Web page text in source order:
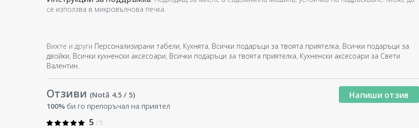
се използва в микровълнова печка.
Вижте и други Персонализирани табели, Кухнята, Всички подаръци за твоята приятелка, Всички подаръци за
двойки, Всички кухненски аксесоари, Всички подаръци за твоята приятелка, Кухненски аксесоари за Свети
Валентин.
Отзиви (Notă 4.5 / 5)
100% би го препоръчал на приятел
Напиши отзив
5 / 5